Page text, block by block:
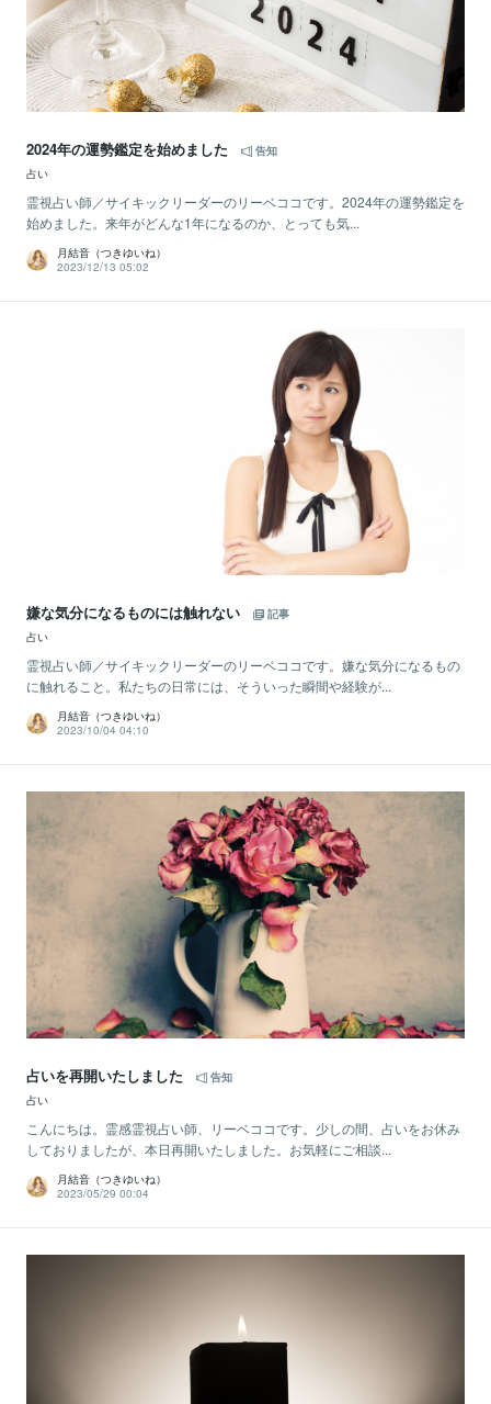
2024年の運勢鑑定を始めました
告知
占い
霊視占い師／サイキックリーダーのリーベココです。2024年の運勢鑑定を
始めました。来年がどんな1年になるのか、とっても気...
月結音（つきゆいね）
2023/12/13 05:02
嫌な気分になるものには触れない
記事
占い
霊視占い師／サイキックリーダーのリーベココです。嫌な気分になるもの
に触れること。私たちの日常には、そういった瞬間や経験が...
月結音（つきゆいね）
2023/10/04 04:10
占いを再開いたしました
告知
占い
こんにちは。霊感霊視占い師、リーベココです。少しの間、占いをお休み
しておりましたが、本日再開いたしました。お気軽にご相談...
月結音（つきゆいね）
2023/05/29 00:04